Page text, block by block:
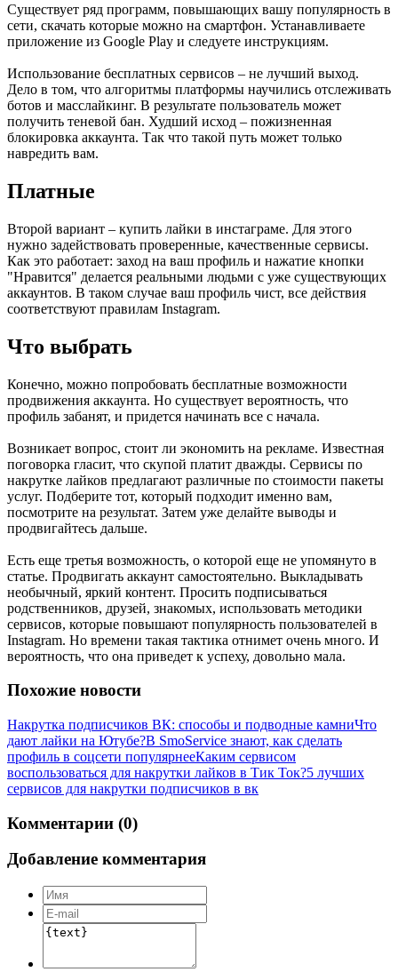
Существует ряд программ, повышающих вашу популярность в
сети, скачать которые можно на смартфон. Устанавливаете
приложение из Google Play и следуете инструкциям.
Использование бесплатных сервисов – не лучший выход.
Дело в том, что алгоритмы платформы научились отслеживать
ботов и масслайкинг. В результате пользователь может
получить теневой бан. Худший исход – пожизненная
блокировка аккаунта. Так что такой путь может только
навредить вам.
Платные
Второй вариант – купить лайки в инстаграме. Для этого
нужно задействовать проверенные, качественные сервисы.
Как это работает: заход на ваш профиль и нажатие кнопки
"Нравится" делается реальными людьми с уже существующих
аккаунтов. В таком случае ваш профиль чист, все действия
соответствуют правилам Instagram.
Что выбрать
Конечно, можно попробовать бесплатные возможности
продвижения аккаунта. Но существует вероятность, что
профиль забанят, и придется начинать все с начала.
Возникает вопрос, стоит ли экономить на рекламе. Известная
поговорка гласит, что скупой платит дважды. Сервисы по
накрутке лайков предлагают различные по стоимости пакеты
услуг. Подберите тот, который подходит именно вам,
посмотрите на результат. Затем уже делайте выводы и
продвигайтесь дальше.
Есть еще третья возможность, о которой еще не упомянуто в
статье. Продвигать аккаунт самостоятельно. Выкладывать
необычный, яркий контент. Просить подписываться
родственников, друзей, знакомых, использовать методики
сервисов, которые повышают популярность пользователей в
Instagram. Но времени такая тактика отнимет очень много. И
вероятность, что она приведет к успеху, довольно мала.
Похожие новости
Накрутка подписчиков ВК: способы и подводные камниЧто
дают лайки на Ютубе?В SmoService знают, как сделать
профиль в соцсети популярнееКаким сервисом
воспользоваться для накрутки лайков в Тик Ток?5 лучших
сервисов для накрутки подписчиков в вк
Комментарии (0)
Добавление комментария